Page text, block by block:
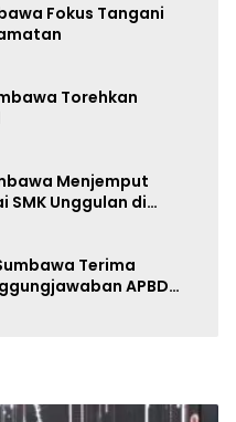
Fokus Tangani
Torehkan
Menjemput
SMK Unggulan di
Terima
APBD
Miliar dan